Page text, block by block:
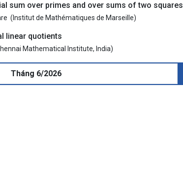
sum over primes and over sums of two squares
(Institut de Mathématiques de Marseille)
linear quotients
Mathematical Institute, India)
Tháng 6/2026